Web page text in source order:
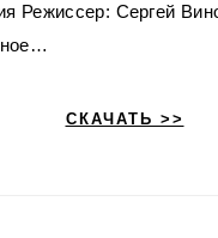
Режиссер: Сергей
СКАЧАТЬ >>